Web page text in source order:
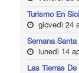
Turismo En
giovedì 24
Semana
lunedì 14
Las Tierras